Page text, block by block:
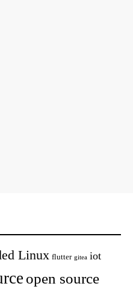
Linux flutter gitea iot
open source